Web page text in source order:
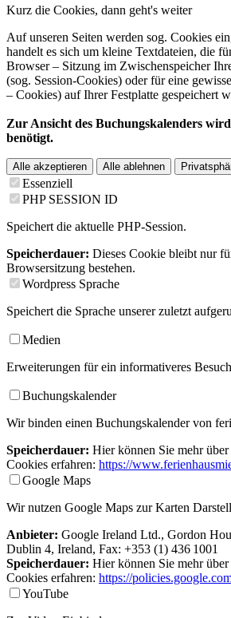
Kurz die Cookies, dann geht's weiter
Auf unseren Seiten werden sog. Cookies
handelt es sich um kleine Textdateien, die
Browser – Sitzung im Zwischenspeicher
(sog. Session-Cookies) oder für eine
– Cookies) auf Ihrer Festplatte gespeichert
Zur Ansicht des Buchungskalenders
benötigt.
Alle akzeptieren Alle ablehnen
Essenziell
PHP SESSION ID
Speichert die aktuelle PHP-Session.
Speicherdauer: Dieses Cookie bleibt nur
Browsersitzung bestehen.
Wordpress Sprache
Speichert die Sprache unserer zuletzt
Medien
Erweiterungen für ein informativeres
Buchungskalender
Wir binden einen Buchungskalender von
Speicherdauer: Hier können Sie mehr
Cookies erfahren: https://
Google Maps
Wir nutzen Google Maps zur Karten
Anbieter: Google Ireland Ltd., Gordon
Dublin 4, Ireland, Fax: +353 (1) 436 1001
Speicherdauer: Hier können Sie mehr
Cookies erfahren: https://
YouTube